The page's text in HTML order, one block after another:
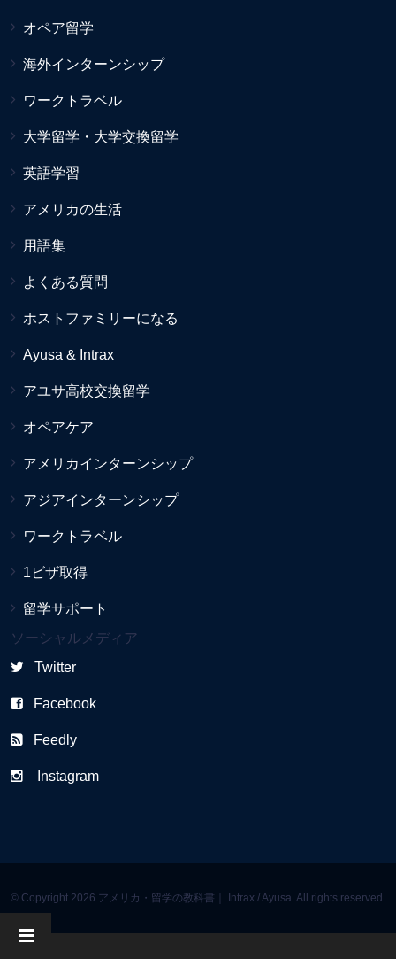
オペア留学
海外インターンシップ
ワークトラベル
大学留学・大学交換留学
英語学習
アメリカの生活
用語集
よくある質問
ホストファミリーになる
Ayusa & Intrax
アユサ高校交換留学
オペアケア
アメリカインターンシップ
アジアインターンシップ
ワークトラベル
1ビザ取得
留学サポート
ソーシャルメディア
Twitter
Facebook
Feedly
Instagram
© Copyright 2026 アメリカ・留学の教科書｜ Intrax / Ayusa. All rights reserved.